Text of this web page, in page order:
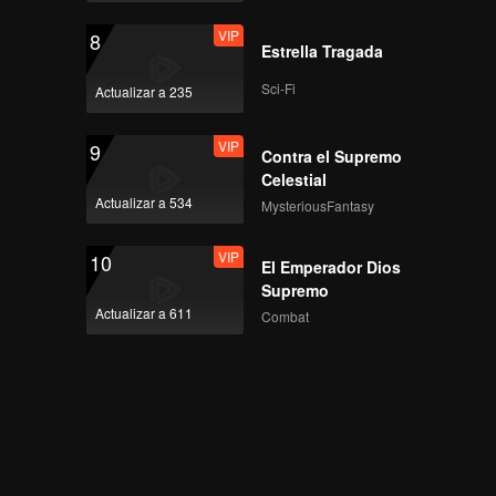
8
Actualizar a 235
VIP
Estrella Tragada
Sci-Fi
9
Actualizar a 534
VIP
Contra el Supremo
Celestial
MysteriousFantasy
10
Actualizar a 611
VIP
El Emperador Dios
Supremo
Combat